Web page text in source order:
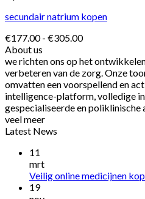
secundair natrium kopen
€177.00 - €305.00Prijsklasse:
tot
€305.00
About us
we richten ons op het
verbeteren van de zorg. Onze
omvatten een voorspellend en
intelligence-platform, volledige
gespecialiseerde en poliklinische
veel meer
Latest News
11
mrt
Veilig online medicijnen
19